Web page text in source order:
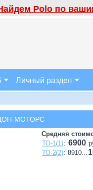
Polo по
Личный раздел
МОТОРС
Средняя
ТО-1(1): 6900
ТО-2(2): 8910...